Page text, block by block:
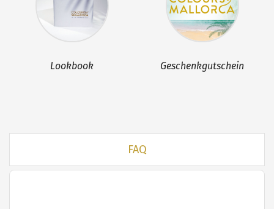
Lookbook Geschenkgutschein
FAQ